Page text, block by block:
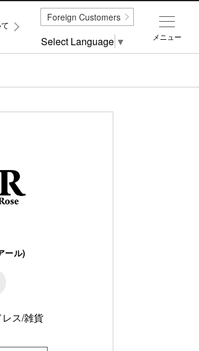
ール)
ス/雑貨
メニュー
Foreign Customers
Select Language ▼